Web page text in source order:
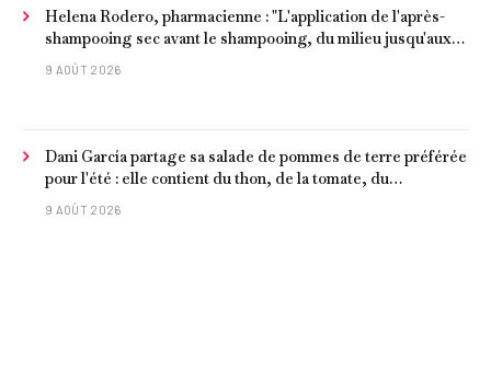
Helena Rodero, pharmacienne : "L'application de l'après-
shampooing sec avant le shampooing, du milieu jusqu'aux
pointes, est recommandée pour les cheveux délicats et
9 AOÛT 2026
Dani García partage sa salade de pommes de terre préférée
pour l'été : elle contient du thon, de la tomate, du
concombre et de l'œuf
9 AOÛT 2026